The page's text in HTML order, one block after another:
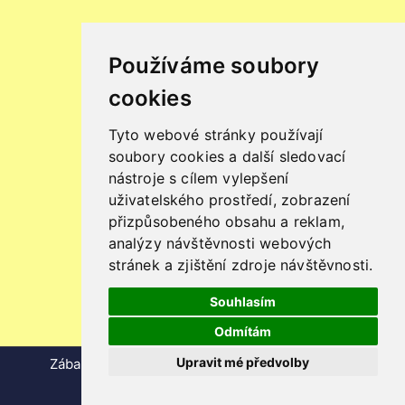
Používáme soubory
cookies
Tyto webové stránky používají
soubory cookies a další sledovací
nástroje s cílem vylepšení
uživatelského prostředí, zobrazení
přizpůsobeného obsahu a reklam,
analýzy návštěvnosti webových
stránek a zjištění zdroje návštěvnosti.
Souhlasím
Odmítám
Upravit mé předvolby
Zábavné atrakce Simulátory|Atrakce pro děti